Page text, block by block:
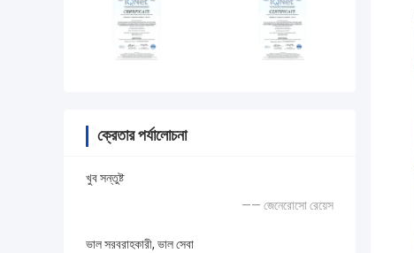
ক্রেতার পর্যালোচনা
খুব সন্তুষ্ট
—— জেনেরোসো রেয়েস
ভাল সরবরাহকারী, ভাল সেবা